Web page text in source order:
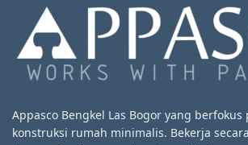
Appasco Bengkel Las Bogor yang berfokus
konstruksi rumah minimalis. Bekerja